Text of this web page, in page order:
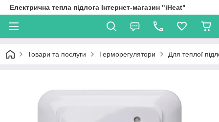
Електрична тепла підлога Інтернет-магазин "iHeat"
Товари та послуги Терморегулятори Для теплої